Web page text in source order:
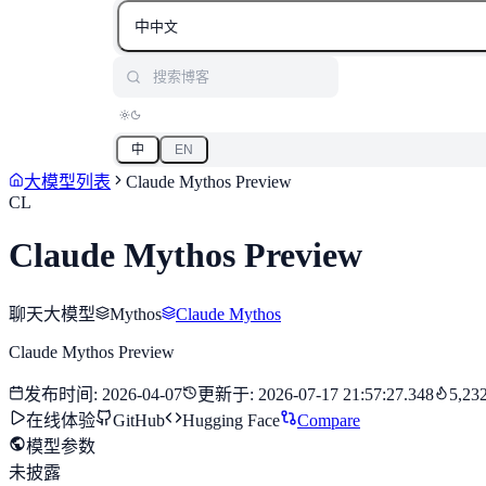
中中文
中 EN
大模型列表
Claude Mythos Preview
CL
Claude Mythos Preview
聊天大模型 Mythos Claude Mythos
Claude Mythos Preview
发布时间 : 2026-04-07 更新于: 2026-07-17 21:57:27.348
5,232
在线体验
GitHub Hugging Face
Compare
模型参数
未披露